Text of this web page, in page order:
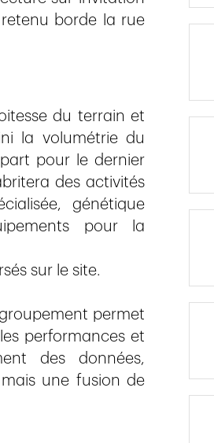
borde la rue
du terrain et
la volumétrie du
pour le dernier
des activités
génétique
pour la
sur le site.
permet
performances et
des données,
mais une fusion de